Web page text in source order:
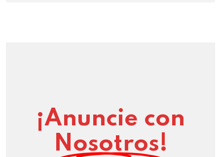
¡Anuncie con
Nosotros!